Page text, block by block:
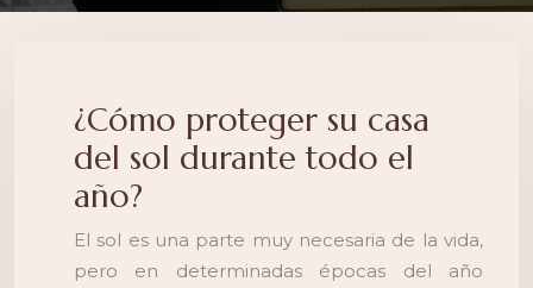
¿Cómo proteger su casa
del sol durante todo el
año?
El sol es una parte muy necesaria de la vida,
pero en determinadas épocas del año